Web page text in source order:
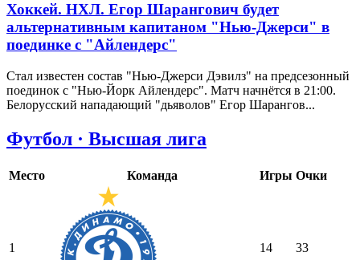
Хоккей. НХЛ. Егор Шарангович будет
альтернативным капитаном "Нью-Джерси" в
поединке с "Айлендерс"
Стал известен состав "Нью-Джерси Дэвилз" на предсезонный
поединок с "Нью-Йорк Айлендерс". Матч начнётся в 21:00.
Белорусский нападающий "дьяволов" Егор Шарангов...
Футбол · Высшая лига
Место Команда Игры Очки
1 14 33